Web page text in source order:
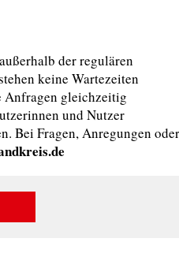
der regulären
keine Wartezeiten
Anfragen gleichzeitig
und Nutzer
Bei Fragen, Anregungen oder